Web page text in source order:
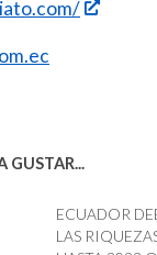
GUSTAR...
ECUADOR
LAS